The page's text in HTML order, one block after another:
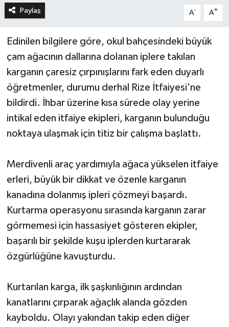
Paylaş A- A+
Edinilen bilgilere göre, okul bahçesindeki büyük
çam ağacının dallarına dolanan iplere takılan
karganın çaresiz çırpınışlarını fark eden duyarlı
öğretmenler, durumu derhal Rize İtfaiyesi'ne
bildirdi. İhbar üzerine kısa sürede olay yerine
intikal eden itfaiye ekipleri, karganın bulunduğu
noktaya ulaşmak için titiz bir çalışma başlattı.
Merdivenli araç yardımıyla ağaca yükselen itfaiye
erleri, büyük bir dikkat ve özenle karganın
kanadına dolanmış ipleri çözmeyi başardı.
Kurtarma operasyonu sırasında karganın zarar
görmemesi için hassasiyet gösteren ekipler,
başarılı bir şekilde kuşu iplerden kurtararak
özgürlüğüne kavuşturdu.
Kurtarılan karga, ilk şaşkınlığının ardından
kanatlarını çırparak ağaçlık alanda gözden
kayboldu. Olayı yakından takip eden diğer